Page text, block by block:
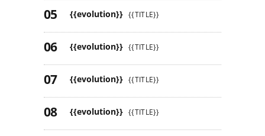
{{evolution}} {{TITLE}}
{{evolution}} {{TITLE}}
{{evolution}} {{TITLE}}
{{evolution}} {{TITLE}}